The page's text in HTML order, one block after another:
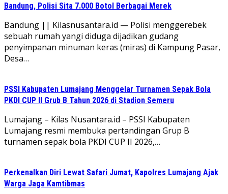
Bandung, Polisi Sita 7.000 Botol Berbagai Merek
Bandung || Kilasnusantara.id — Polisi menggerebek
sebuah rumah yangi diduga dijadikan gudang
penyimpanan minuman keras (miras) di Kampung Pasar,
Desa…
PSSI Kabupaten Lumajang Menggelar Turnamen Sepak Bola
PKDI CUP II Grub B Tahun 2026 di Stadion Semeru
Lumajang – Kilas Nusantara.id – PSSI Kabupaten
Lumajang resmi membuka pertandingan Grup B
turnamen sepak bola PKDI CUP II 2026,…
Perkenalkan Diri Lewat Safari Jumat, Kapolres Lumajang Ajak
Warga Jaga Kamtibmas